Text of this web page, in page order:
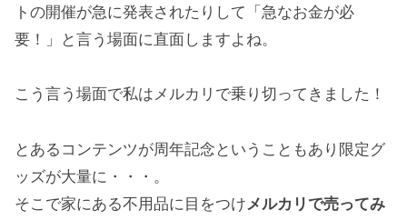
トの開催が急に発表されたりして「急なお金が必
要！」と言う場面に直面しますよね。
こう言う場面で私はメルカリで乗り切ってきました！
とあるコンテンツが周年記念ということもあり限定グ
ッズが大量に・・・。
そこで家にある不用品に目をつけ メルカリで売ってみ